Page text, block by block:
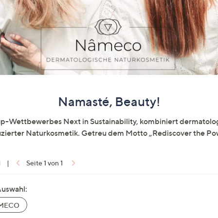
Namasté, Beauty!
Wettbewerbes Next in Sustainability, kombiniert
Naturkosmetik. Getreu dem Motto „Rediscover the
| Seite 1 von 1